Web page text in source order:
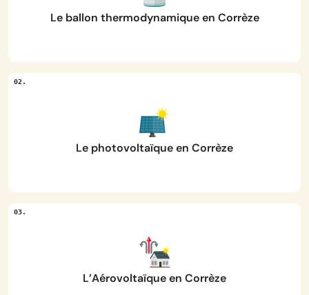
Le ballon thermodynamique en Corrèze
Le photovoltaïque en Corrèze
L’Aérovoltaïque en Corrèze